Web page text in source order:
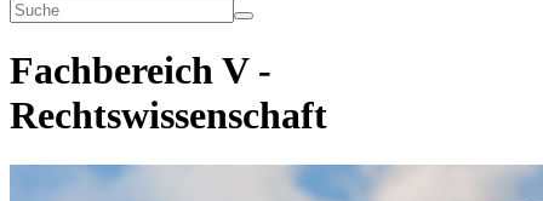
Fachbereich V -
Rechtswissenschaft